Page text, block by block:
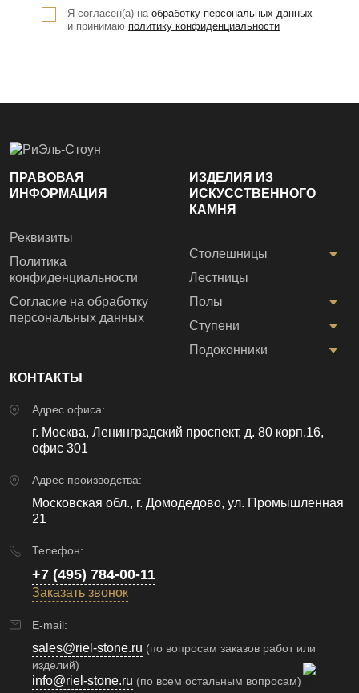
Я согласен(а) на обработку персональных данных
и принимаю политику конфиденциальности
ПРАВОВАЯ
ИНФОРМАЦИЯ
Реквизиты
Политика
конфиденциальности
Согласие на обработку
персональных данных
ИЗДЕЛИЯ ИЗ
ИСКУССТВЕННОГО
КАМНЯ
Столешницы
Лестницы
Полы
Ступени
Подоконники
КОНТАКТЫ
Адрес офиса:
г. Москва, Ленинградский проспект, д. 80 корп.16,
офис 301
Адрес производства:
Московская обл., г. Домодедово, ул. Промышленная
21
Телефон:
+7 (495) 784-00-11
Заказать звонок
E-mail:
sales@riel-stone.ru (по вопросам заказов работ или
изделий)
info@riel-stone.ru (по всем остальным вопросам)